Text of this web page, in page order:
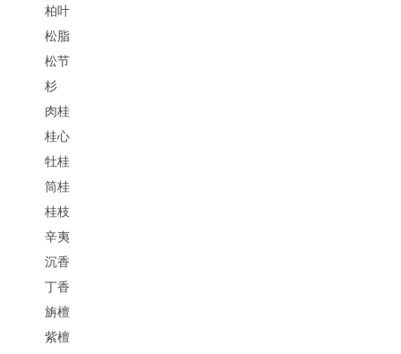
柏叶
松脂
松节
杉
肉桂
桂心
牡桂
筒桂
桂枝
辛夷
沉香
丁香
旃檀
紫檀